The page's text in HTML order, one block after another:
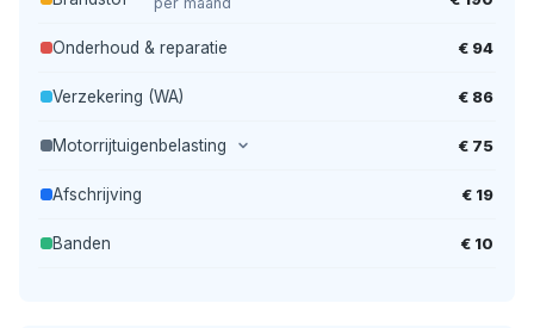
Onderhoud & reparatie € 94
Verzekering (WA) € 86
Motorrijtuigenbelasting € 75
Afschrijving € 19
Banden € 10